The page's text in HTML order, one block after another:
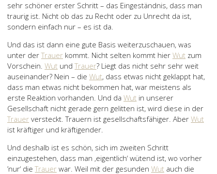
sehr schöner erster Schritt – das Eingeständnis, dass man
traurig ist. Nicht ob das zu Recht oder zu Unrecht da ist,
sondern einfach nur – es ist da.
Und das ist dann eine gute Basis weiterzuschauen, was
unter derTrauer kommt. Nicht selten kommt hier Wut zum
Vorschein. Wut undTrauer? Liegt das nicht sehr sehr weit
auseinander? Nein – die Wut, dass etwas nicht geklappt hat,
dass man etwas nicht bekommen hat, war meistens als
erste Reaktion vorhanden. Und da Wut in unserer
Gesellschaft nicht gerade gern gelitten ist, wird diese in der
Trauer versteckt. Trauern ist gesellschaftsfähiger. Aber Wut
ist kräftiger und kräftigender.
Und deshalb ist es schön, sich im zweiten Schritt
einzugestehen, dass man ‚eigentlich‘ wütend ist, wo vorher
’nur‘ dieTrauer war. Weil mit der gesunden Wut auch die